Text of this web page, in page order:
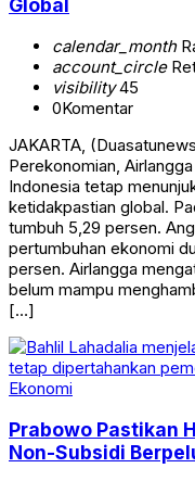
Global
calendar_month
account_circle
visibility45
0Komentar
JAKARTA,
Perekonomian,
Indonesia tetap
ketidakpastian global.
tumbuh 5,29 persen.
pertumbuhan ekonomi
persen. Airlangga
belum mampu
[…]
Ekonomi
Prabowo Pastikan
Non-Subsidi